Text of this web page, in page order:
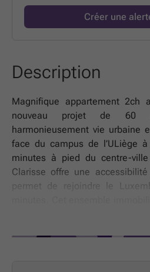
Créer une
Description
Magnifique appartement
nouveau projet de 60
harmonieusement vie urbaine
face du campus de l’ULiège
minutes à pied du centre-
Clarisse offre une
permet de rejoindre le
minutes. Cet ensemble